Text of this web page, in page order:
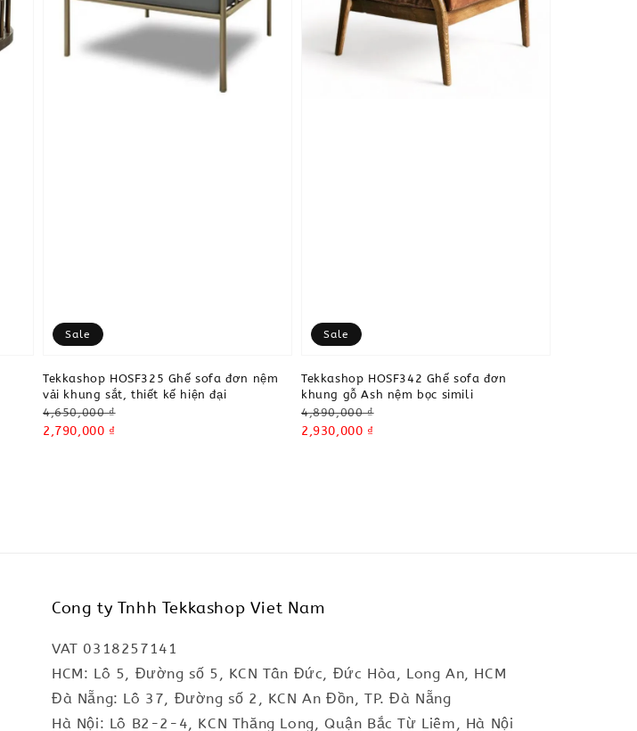
Sale
Tekkashop HOSF325 Ghế sofa đơn nệm
vải khung sắt, thiết kế hiện đại
Regular
price
4,650,000 ₫
Sale
2,790,000 ₫
Sale
Tekkashop HOSF342 Ghế sofa đơn
khung gỗ Ash nệm bọc simili
Regular
price
4,890,000 ₫
Sale
2,930,000 ₫
Cong ty Tnhh Tekkashop Viet Nam
VAT 0318257141
HCM: Lô 5, Đường số 5, KCN Tân Đức, Đức Hòa, Long An, HCM
Đà Nẵng: Lô 37, Đường số 2, KCN An Đồn, TP. Đà Nẵng
Hà Nội: Lô B2-2-4, KCN Thăng Long, Quận Bắc Từ Liêm, Hà Nội